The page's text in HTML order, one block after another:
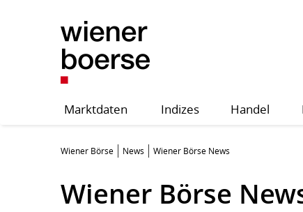
Marktdaten Indizes Handel
Wiener Börse News Wiener Börse News
Wiener Börse